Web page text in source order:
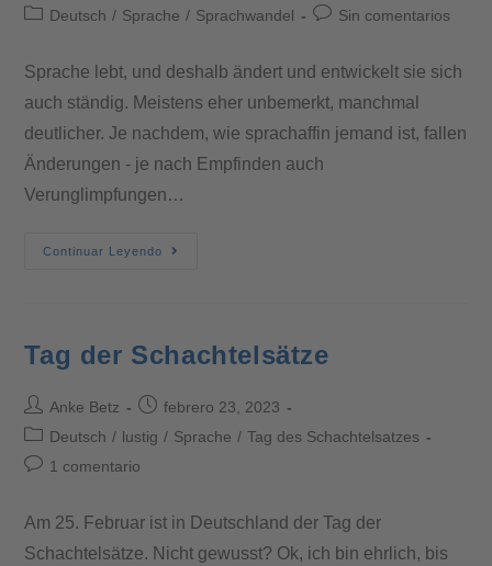
Deutsch / Sprache / Sprachwandel Sin comentarios
Sprache lebt, und deshalb ändert und entwickelt sie sich
auch ständig. Meistens eher unbemerkt, manchmal
deutlicher. Je nachdem, wie sprachaffin jemand ist, fallen
Änderungen - je nach Empfinden auch
Verunglimpfungen…
Continuar Leyendo
Tag der Schachtelsätze
Anke Betz
febrero 23, 2023
Deutsch / lustig / Sprache / Tag des Schachtelsatzes
1 comentario
Am 25. Februar ist in Deutschland der Tag der
Schachtelsätze. Nicht gewusst? Ok, ich bin ehrlich, bis